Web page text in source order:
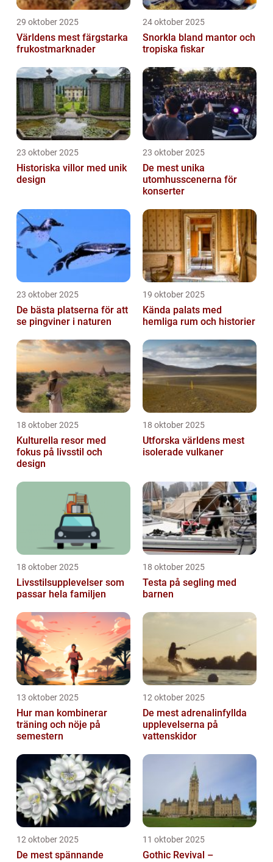
29 oktober 2025
Världens mest färgstarka
frukostmarknader
24 oktober 2025
Snorkla bland mantor och
tropiska fiskar
23 oktober 2025
Historiska villor med unik
design
23 oktober 2025
De mest unika
utomhusscenerna för
konserter
23 oktober 2025
De bästa platserna för att
se pingviner i naturen
19 oktober 2025
Kända palats med
hemliga rum och historier
18 oktober 2025
Kulturella resor med
fokus på livsstil och
design
18 oktober 2025
Utforska världens mest
isolerade vulkaner
18 oktober 2025
Livsstilsupplevelser som
passar hela familjen
18 oktober 2025
Testa på segling med
barnen
13 oktober 2025
Hur man kombinerar
träning och nöje på
semestern
12 oktober 2025
De mest adrenalinfyllda
upplevelserna på
vattenskidor
12 oktober 2025
De mest spännande
11 oktober 2025
Gothic Revival –